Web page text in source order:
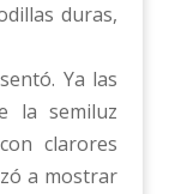
duras,
Ya las
la semiluz
clarores
a mostrar